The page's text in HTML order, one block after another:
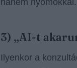
3) „AI-t
Ilyenkor a